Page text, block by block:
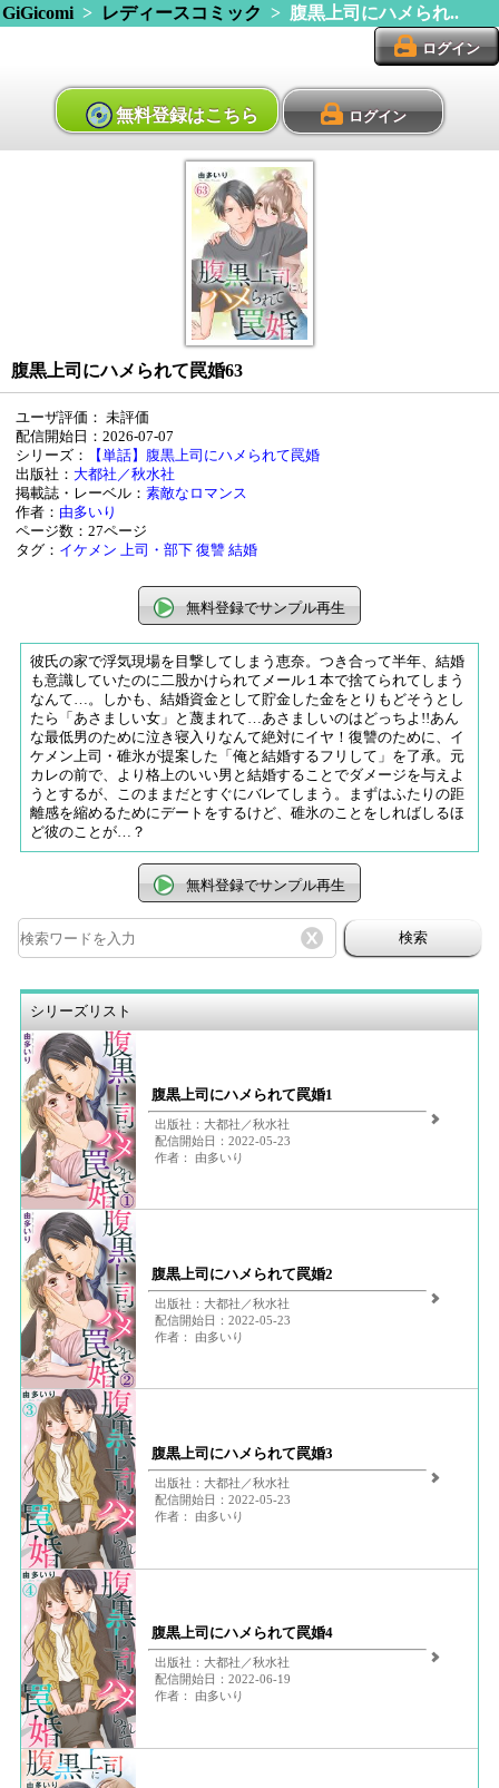
GiGicomi> レディースコミック > 腹黒上司にハメられ..
ログイン
無料登録はこちら ログイン
腹黒上司にハメられて罠婚63
ユーザ評価： 未評価
配信開始日：2026-07-07
シリーズ：
【単話】腹黒上司にハメられて罠婚
出版社： 大都社／秋水社
掲載誌・レーベル：素敵なロマンス
作者： 由多いり
ページ数：27ページ
タグ： イケメン 上司・部下 復讐 結婚
無料登録でサンプル再生
彼氏の家で浮気現場を目撃してしまう恵奈。つき合って半年、結婚
も意識していたのに二股かけられてメール１本で捨てられてしまう
なんて…。しかも、結婚資金として貯金した金をとりもどそうとし
たら「あさましい女」と蔑まれて…あさましいのはどっちよ!!あん
な最低男のために泣き寝入りなんて絶対にイヤ！復讐のために、イ
ケメン上司・碓氷が提案した「俺と結婚するフリして」を了承。元
カレの前で、より格上のいい男と結婚することでダメージを与えよ
うとするが、このままだとすぐにバレてしまう。まずはふたりの距
離感を縮めるためにデートをするけど、碓氷のことをしればしるほ
ど彼のことが…？
無料登録でサンプル再生
検索
シリーズリスト
腹黒上司にハメられて罠婚1
出版社：大都社／秋水社
配信開始日：2022-05-23
作者： 由多いり
腹黒上司にハメられて罠婚2
出版社：大都社／秋水社
配信開始日：2022-05-23
作者： 由多いり
腹黒上司にハメられて罠婚3
出版社：大都社／秋水社
配信開始日：2022-05-23
作者： 由多いり
腹黒上司にハメられて罠婚4
出版社：大都社／秋水社
配信開始日：2022-06-19
作者： 由多いり